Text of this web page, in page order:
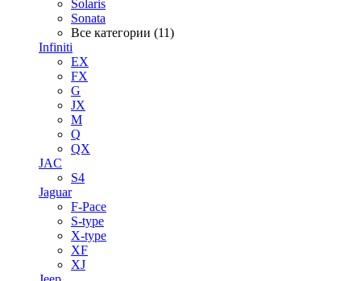
Solaris
Sonata
Все категории (11)
Infiniti
EX
FX
G
JX
M
Q
QX
JAC
S4
Jaguar
F-Pace
S-type
X-type
XF
XJ